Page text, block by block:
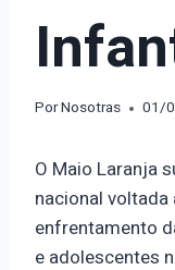
PorNosotras 01/
O Maio Laranja
nacional
enfrentamento
e adolescentes